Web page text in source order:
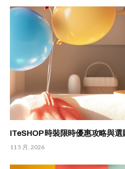
ITeSHOP 時裝限時優惠攻略與選
11 5 月, 2026